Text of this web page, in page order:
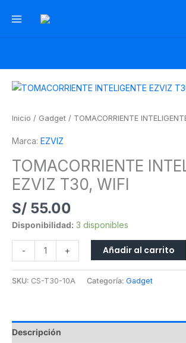
Inicio / Gadget / TOMACORRIENTE
Marca: EZVIZ
TOMACORRIENTE
EZVIZ T30, WIFI
S/ 55.00
Disponibilidad: 3 disponibles
-
TOMACORRIENTE
EZVIZ
WIFI
+ Añadir al carrito
SKU: CS-T30-10A Categoría: Gadget
Descripción